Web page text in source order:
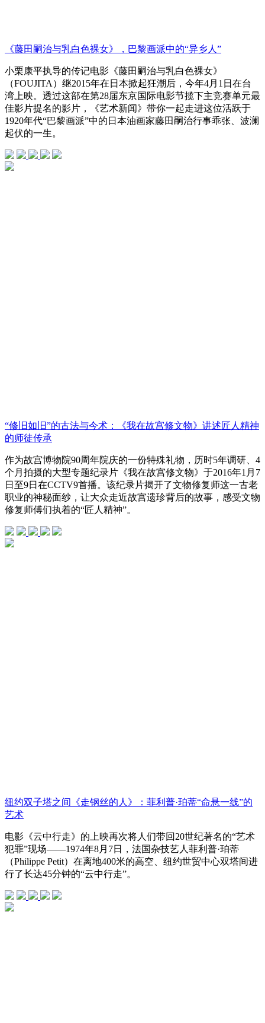
《藤田嗣治与乳白色裸女》，巴黎画派中的“异乡人”
小栗康平执导的传记电影《藤田嗣治与乳白色裸女》
（FOUJITA）继2015年在日本掀起狂潮后，今年4月1日在台
湾上映。透过这部在第28届东京国际电影节揽下主竞赛单元最
佳影片提名的影片，《艺术新闻》带你一起走进这位活跃于
1920年代“巴黎画派”中的日本油画家藤田嗣治行事乖张、波澜
起伏的一生。
“修旧如旧”的古法与今术：《我在故宫修文物》讲述匠人精神
的师徒传承
作为故宫博物院90周年院庆的一份特殊礼物，历时5年调研、4
个月拍摄的大型专题纪录片《我在故宫修文物》于2016年1月7
日至9日在CCTV9首播。该纪录片揭开了文物修复师这一古老
职业的神秘面纱，让大众走近故宫遗珍背后的故事，感受文物
修复师傅们执着的“匠人精神”。
纽约双子塔之间《走钢丝的人》：菲利普·珀蒂“命悬一线”的
艺术
电影《云中行走》的上映再次将人们带回20世纪著名的“艺术
犯罪”现场——1974年8月7日，法国杂技艺人菲利普·珀蒂
（Philippe Petit）在离地400米的高空、纽约世贸中心双塔间进
行了长达45分钟的“云中行走”。